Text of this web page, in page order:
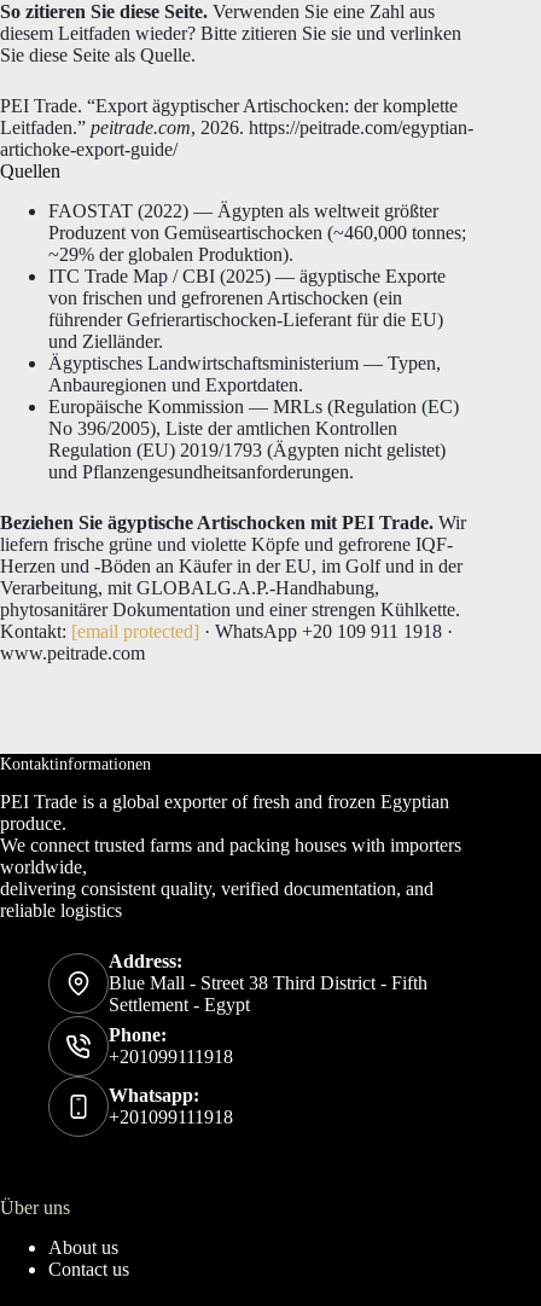
So zitieren Sie diese Seite. Verwenden Sie eine Zahl aus
diesem Leitfaden wieder? Bitte zitieren Sie sie und verlinken
Sie diese Seite als Quelle.
PEI Trade. “Export ägyptischer Artischocken: der komplette
Leitfaden.” peitrade.com, 2026. https://peitrade.com/egyptian-
artichoke-export-guide/
Quellen
FAOSTAT (2022) — Ägypten als weltweit größter
Produzent von Gemüseartischocken (~460,000 tonnes;
~29% der globalen Produktion).
ITC Trade Map / CBI (2025) — ägyptische Exporte
von frischen und gefrorenen Artischocken (ein
führender Gefrierartischocken-Lieferant für die EU)
und Zielländer.
Ägyptisches Landwirtschaftsministerium — Typen,
Anbauregionen und Exportdaten.
Europäische Kommission — MRLs (Regulation (EC)
No 396/2005), Liste der amtlichen Kontrollen
Regulation (EU) 2019/1793 (Ägypten nicht gelistet)
und Pflanzengesundheitsanforderungen.
Beziehen Sie ägyptische Artischocken mit PEI Trade. Wir
liefern frische grüne und violette Köpfe und gefrorene IQF-
Herzen und -Böden an Käufer in der EU, im Golf und in der
Verarbeitung, mit GLOBALG.A.P.-Handhabung,
phytosanitärer Dokumentation und einer strengen Kühlkette.
Kontakt: [email protected] · WhatsApp +20 109 911 1918 ·
www.peitrade.com
Kontaktinformationen
PEI Trade is a global exporter of fresh and frozen Egyptian
produce.
We connect trusted farms and packing houses with importers
worldwide,
delivering consistent quality, verified documentation, and
reliable logistics
Address:
Blue Mall - Street 38 Third District - Fifth
Settlement - Egypt
Phone:
+201099111918
Whatsapp:
+201099111918
Über uns
About us
Contact us